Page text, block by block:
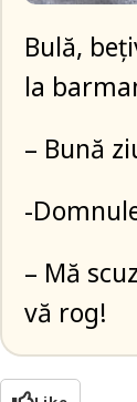
Bulă,
la
– Bună
-
– Mă
vă rog!